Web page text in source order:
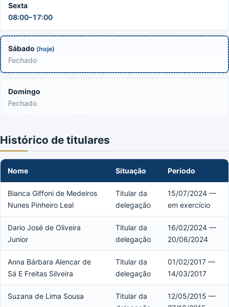
Sexta
08:00–17:00
Sábado (hoje)
Fechado
Domingo
Fechado
Histórico de titulares
Nome Situação Período
Bianca Giffoni de Medeiros
Nunes Pinheiro Leal
Titular da
delegação
15/07/2024 —
em exercício
Dario José de Oliveira
Junior
Titular da
delegação
16/02/2024 —
20/06/2024
Anna Bárbara Alencar de
Sá E Freitas Silveira
Titular da
delegação
01/02/2017 —
14/03/2017
Suzana de Lima Sousa
Titular da
12/05/2015 —